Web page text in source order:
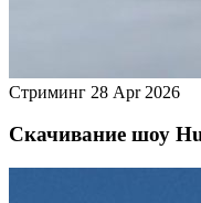
Стриминг 28 Apr 2026
Скачивание шоу